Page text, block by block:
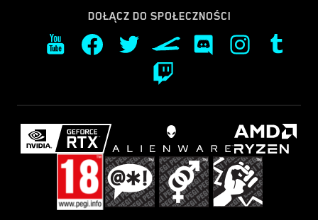
DOŁĄCZ DO SPOŁECZNOŚCI